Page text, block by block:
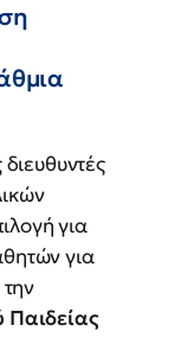
για
για
Παιδείας